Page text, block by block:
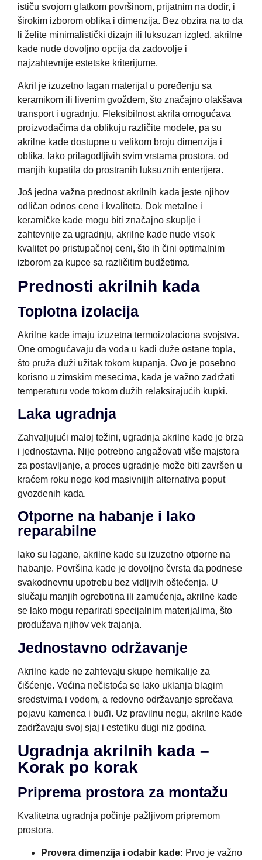
ističu svojom glatkom površinom, prijatnim na dodir, i
širokim izborom oblika i dimenzija. Bez obzira na to da
li želite minimalistički dizajn ili luksuzan izgled, akrilne
kade nude dovoljno opcija da zadovolje i
najzahtevnije estetske kriterijume.
Akril je izuzetno lagan materijal u poređenju sa
keramikom ili livenim gvožđem, što značajno olakšava
transport i ugradnju. Fleksibilnost akrila omogućava
proizvođačima da oblikuju različite modele, pa su
akrilne kade dostupne u velikom broju dimenzija i
oblika, lako prilagodljivih svim vrstama prostora, od
manjih kupatila do prostranih luksuznih enterijera.
Još jedna važna prednost akrilnih kada jeste njihov
odličan odnos cene i kvaliteta. Dok metalne i
keramičke kade mogu biti značajno skuplje i
zahtevnije za ugradnju, akrilne kade nude visok
kvalitet po pristupačnoj ceni, što ih čini optimalnim
izborom za kupce sa različitim budžetima.
Prednosti akrilnih kada
Toplotna izolacija
Akrilne kade imaju izuzetna termoizolaciona svojstva.
One omogućavaju da voda u kadi duže ostane topla,
što pruža duži užitak tokom kupanja. Ovo je posebno
korisno u zimskim mesecima, kada je važno zadržati
temperaturu vode tokom dužih relaksirajućih kupki.
Laka ugradnja
Zahvaljujući maloj težini, ugradnja akrilne kade je brza
i jednostavna. Nije potrebno angažovati više majstora
za postavljanje, a proces ugradnje može biti završen u
kraćem roku nego kod masivnijih alternativa poput
gvozdenih kada.
Otporne na habanje i lako
reparabilne
Iako su lagane, akrilne kade su izuzetno otporne na
habanje. Površina kade je dovoljno čvrsta da podnese
svakodnevnu upotrebu bez vidljivih oštećenja. U
slučaju manjih ogrebotina ili zamućenja, akrilne kade
se lako mogu reparirati specijalnim materijalima, što
produžava njihov vek trajanja.
Jednostavno održavanje
Akrilne kade ne zahtevaju skupe hemikalije za
čišćenje. Većina nečistoća se lako uklanja blagim
sredstvima i vodom, a redovno održavanje sprečava
pojavu kamenca i buđi. Uz pravilnu negu, akrilne kade
zadržavaju svoj sjaj i estetiku dugi niz godina.
Ugradnja akrilnih kada –
Korak po korak
Priprema prostora za montažu
Kvalitetna ugradnja počinje pažljivom pripremom
prostora.
Provera dimenzija i odabir kade: Prvo je važno